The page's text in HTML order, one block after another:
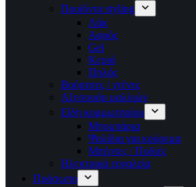
Προϊόντα styling
Λάκ
Αφρός
Gel
Κεριά
Πηλός
Βούρτσες / χτένες
Αξεσουάρ μαλλιών
Είδη κομμωτηρίου
Μπομπάρια
Ψαλίδια για κούρεμα
Μπέρτες / Ποδιές
Ηλεκτρικά εργαλεία
Πρόσωπο